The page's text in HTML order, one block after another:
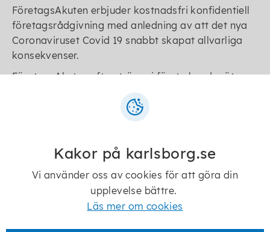
FöretagsAkuten erbjuder kostnadsfri konfidentiell
företagsrådgivning med anledning av att det nya
Coronaviruset Covid 19 snabbt skapat allvarliga
konsekvenser.
FöretagsAkuten eftersträvar i första hand möten
via telefon och online men kan även erbjuda bokad
personlig konsultation vid behov.
i Skaraborg.Kakor på karlsborg.se
Vi använder oss av cookies för att göra din
upplevelse bättre.
Läs mer om cookies